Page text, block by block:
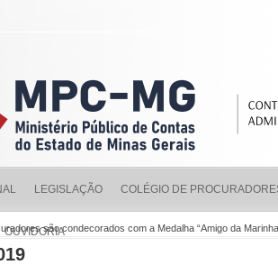
LEGISLAÇÃO COLÉGIO DE
OUVIDORIAsão condecorados com a Medalha “Amigo da